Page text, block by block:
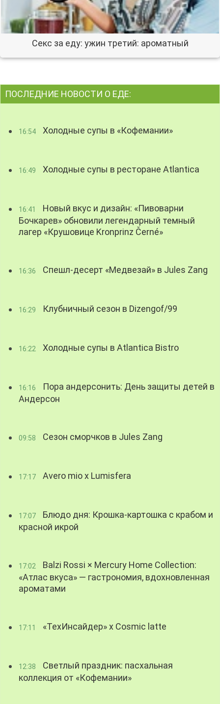
Секс за еду: ужин третий: ароматный
ПОСЛЕДНИЕ НОВОСТИ О ЕДЕ:
16:54 Холодные супы в «Кофемании»
16:49 Холодные супы в ресторане Atlantica
16:41
Новый вкус и дизайн: «Пивоварни
Бочкарев» обновили легендарный темный
лагер «Крушовице Kronprinz Černé»
16:36 Спешл-десерт «Медвезай» в Jules Zang
16:29 Клубничный сезон в Dizengof/99
16:22 Холодные супы в Atlantica Bistro
16:16
Пора андерсонить: День защиты детей в
Андерсон
09:58 Сезон сморчков в Jules Zang
17:17 Avero mio x Lumisfera
17:07
Блюдо дня: Крошка-картошка с крабом и
красной икрой
17:02
Balzi Rossi × Mercury Home Collection:
«Атлас вкуса» — гастрономия, вдохновленная
ароматами
17:11 «ТехИнсайдер» х Cosmic latte
12:38
Светлый праздник: пасхальная
коллекция от «Кофемании»